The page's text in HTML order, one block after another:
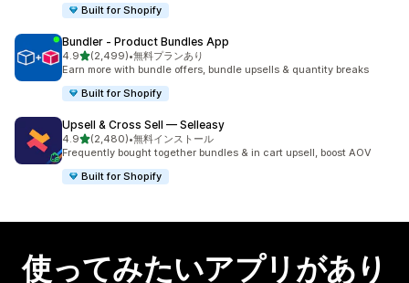
Built for Shopify
Bundler ‑ Product Bundles App
4.95つ星中
(2,499)
合計レビュー数：2499件
•無料プランあり
Earn more with bundle offers, bundle upsells & quantity breaks
Built for Shopify
Upsell & Cross Sell — Selleasy
4.95つ星中
(2,480)
合計レビュー数：2480件
•無料インストール
Frequently bought together bundles & in cart upsell, boost AOV
Built for Shopify
使ってみたいアプリがあり